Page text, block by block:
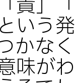
貴」
いう
かな
味が